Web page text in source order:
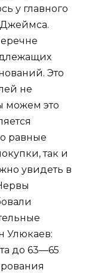
у главного
Джеймса.
Это
не
можем это
равные
так и
увидеть в
Улюкаев:
до 63—65